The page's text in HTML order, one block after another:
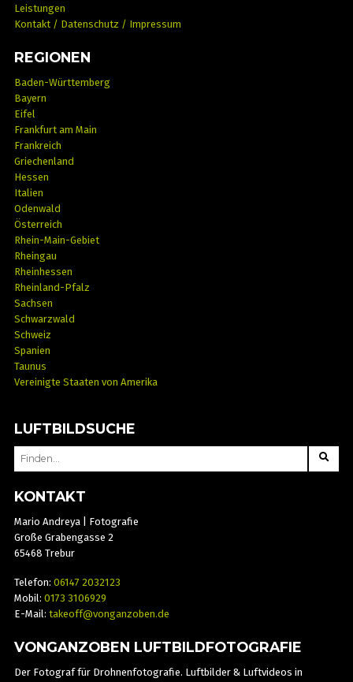
Leistungen
Kontakt / Datenschutz / Impressum
REGIONEN
Baden-Württemberg
Bayern
Eifel
Frankfurt am Main
Frankreich
Griechenland
Hessen
Italien
Odenwald
Österreich
Rhein-Main-Gebiet
Rheingau
Rheinhessen
Rheinland-Pfalz
Sachsen
Schwarzwald
Schweiz
Spanien
Taunus
Vereinigte Staaten von Amerika
LUFTBILDSUCHE
SEARCH
KONTAKT
Mario Andreya | Fotografie
Große Grabengasse 2
65468 Trebur
Telefon: 06147 2032123
Mobil: 0173 3106929
E-Mail: takeoff@vonganzoben.de
VONGANZOBEN LUFTBILDFOTOGRAFIE
Der Fotograf für Drohnenfotografie. Luftbilder & Luftvideos in